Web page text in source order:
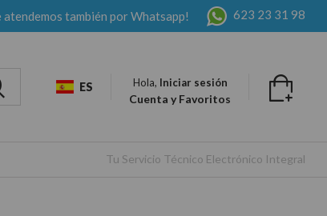
atendemos también por Whatsapp! 623 23 31 98
ES Hola, Iniciar sesión
Cuenta y Favoritos
Tu Servicio Técnico Electrónico Integral